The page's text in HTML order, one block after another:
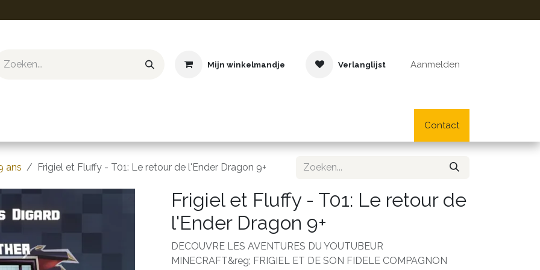
Mijn winkelmandje Verlanglijst Aanmelden
Lifestyle
Contact
ans Frigiel et Fluffy - T01: Le retour de l'Ender Dragon 9+
Frigiel et Fluffy - T01: Le retour de
l'Ender Dragon 9+
DECOUVRE LES AVENTURES DU YOUTUBEUR
MINECRAFT&reg; FRIGIEL ET DE SON FIDELE COMPAGNON